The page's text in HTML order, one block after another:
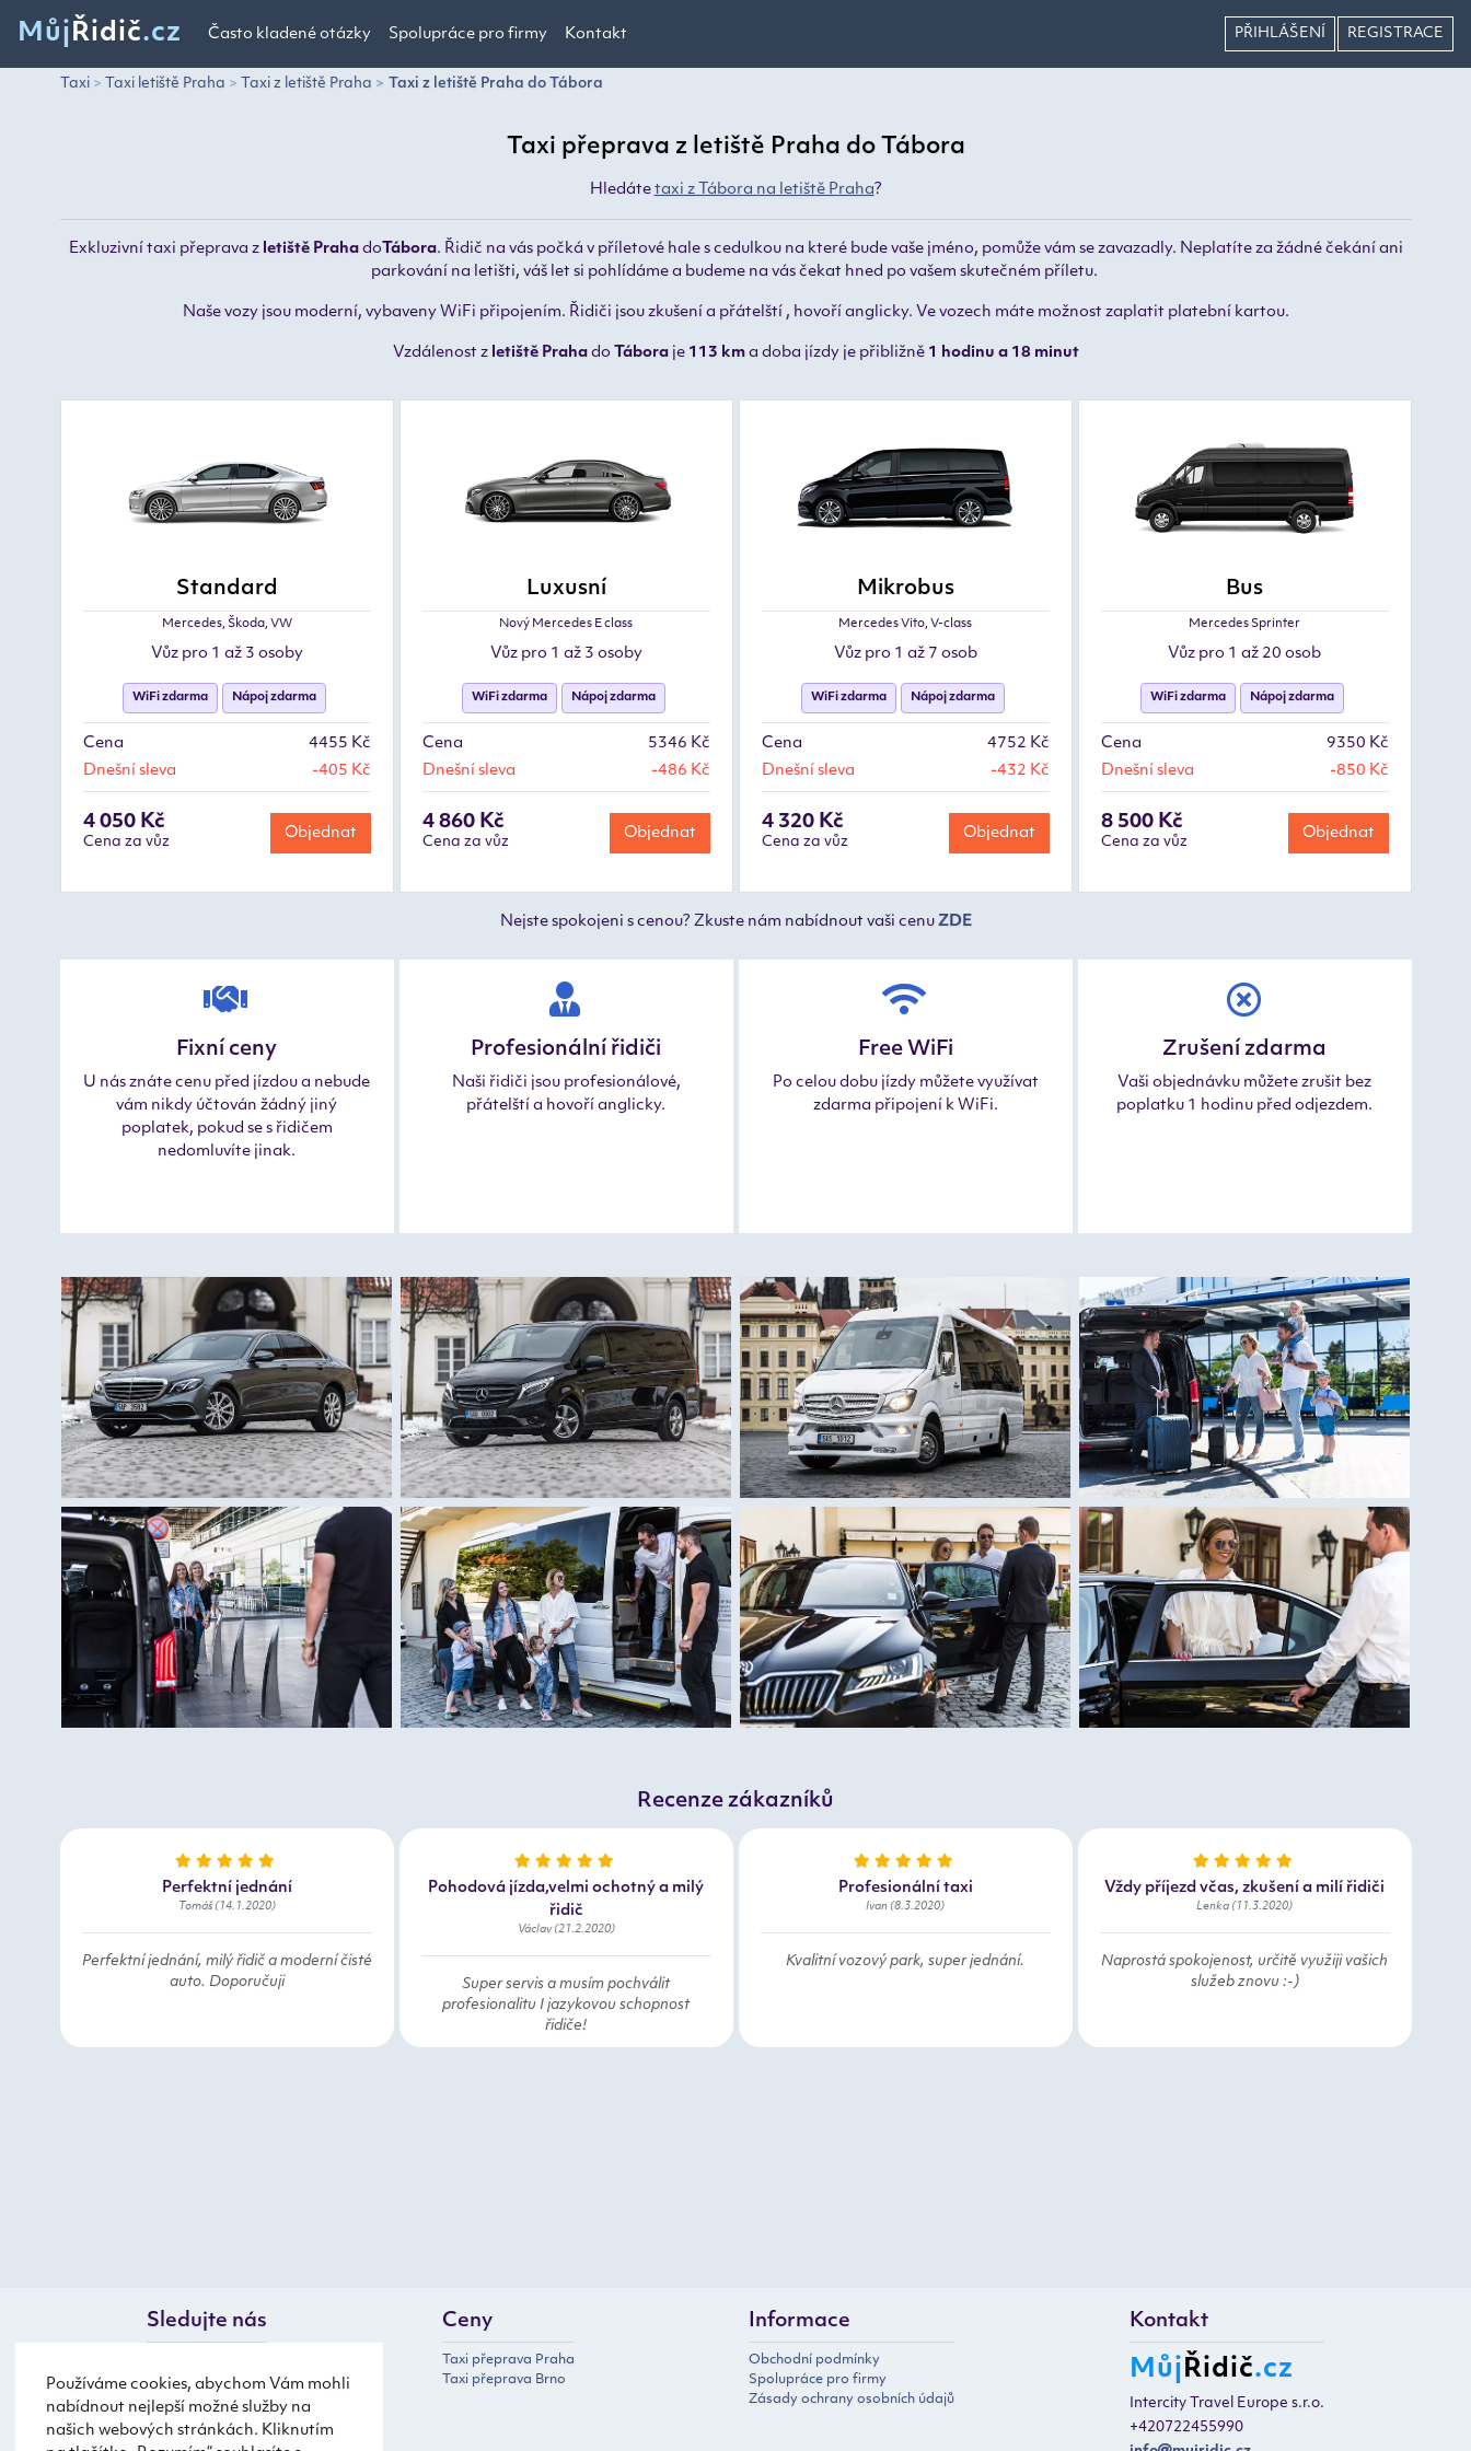
Používáme cookies, abychom Vám mohli
nabídnout nejlepší možné služby na
našich webových stránkách. Kliknutím
Můj Řidič.cz Často kladené otázky Spolupráce pro firmy Kontakt PŘIHLÁŠENÍ REGISTRACE
Taxi Taxi letiště Praha Taxi z letiště Praha Taxi z letiště Praha do Tábora
Taxi přeprava z letiště Praha do Tábora
Hledáte taxi z Tábora na letiště Praha ?
Exkluzivní taxi přeprava z letiště Praha do Tábora. Řidič na vás počká v příletové hale s cedulkou na které bude vaše jméno, pomůže vám se zavazadly. Neplatíte za žádné čekání ani
parkování na letišti, váš let si pohlídáme a budeme na vás čekat hned po vašem skutečném příletu.
Naše vozy jsou moderní, vybaveny WiFi připojením. Řidiči jsou zkušení a přátelští , hovoří anglicky. Ve vozech máte možnost zaplatit platební kartou.
Vzdálenost z letiště Prahado Táboraje 113 kma doba jízdy je přibližně 1 hodinu a 18 minut
Standard
Mercedes, Škoda, VW
Vůz pro 1 až 3 osoby
WiFi zdarma Nápoj zdarma
Cena
4455 Kč
Dnešní sleva
-405 Kč
4 050 Kč
Cena za vůz
Objednat
Luxusní
Nový Mercedes E class
Vůz pro 1 až 3 osoby
WiFi zdarma Nápoj zdarma
Cena
5346 Kč
Dnešní sleva
-486 Kč
4 860 Kč
Cena za vůz
Objednat
Mikrobus
Mercedes Vito, V-class
Vůz pro 1 až 7 osob
WiFi zdarma Nápoj zdarma
Cena
4752 Kč
Dnešní sleva
-432 Kč
4 320 Kč
Cena za vůz
Objednat
Bus
Mercedes Sprinter
Vůz pro 1 až 20 osob
WiFi zdarma Nápoj zdarma
Cena
9350 Kč
Dnešní sleva
-850 Kč
8 500 Kč
Cena za vůz
Objednat
Nejste spokojeni s cenou? Zkuste nám nabídnout vaši cenu ZDE
Fixní ceny
U nás znáte cenu před jízdou a nebude
vám nikdy účtován žádný jiný
poplatek, pokud se s řidičem
nedomluvíte jinak.
Profesionální řidiči
Naši řidiči jsou profesionálové,
přátelští a hovoří anglicky.
Free WiFi
Po celou dobu jízdy můžete využívat
zdarma připojení k WiFi.
Zrušení zdarma
Vaši objednávku můžete zrušit bez
poplatku 1 hodinu před odjezdem.
Recenze zákazníků
Perfektní jednání
Tomáš (14.1.2020)
Perfektní jednání, milý řidič a moderní čisté
auto. Doporučuji
Pohodová jízda,velmi ochotný a milý
řidič
Václav (21.2.2020)
Super servis a musím pochválit
profesionalitu I jazykovou schopnost
řidiče!
Profesionální taxi
Ivan (8.3.2020)
Kvalitní vozový park, super jednání.
Vždy příjezd včas, zkušení a milí řidiči
Lenka (11.3.2020)
Naprostá spokojenost, určitě využiji vašich
služeb znovu :-)
Sledujte nás Ceny
Taxi přeprava Praha
Taxi přeprava Brno
Informace
Obchodní podmínky
Spolupráce pro firmy
Zásady ochrany osobních údajů
Kontakt
MůjŘidič.cz
Intercity Travel Europe s.r.o.
+420722455990